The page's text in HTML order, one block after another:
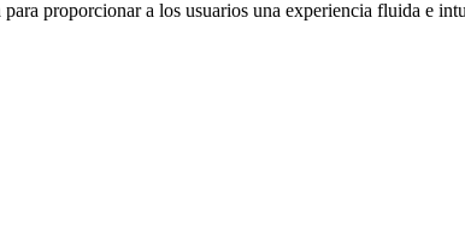
proporcionar a los usuarios una experiencia fluida e